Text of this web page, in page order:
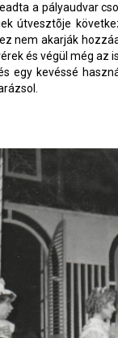
a pályaudvar
útvesztõje
nem akarják
és végül még az
egy kevéssé